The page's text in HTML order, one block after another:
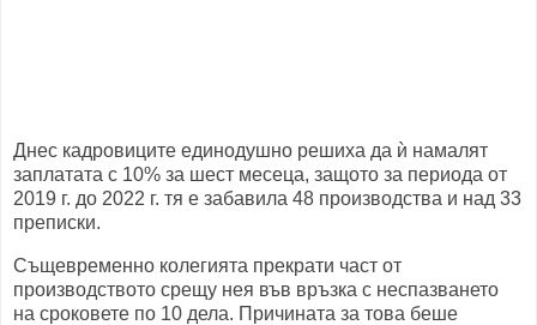
Днес кадровиците единодушно решиха да ѝ намалят
заплатата с 10% за шест месеца, защото за периода от
2019 г. до 2022 г. тя е забавила 48 производства и над 33
преписки.
Същевременно колегията прекрати част от
производството срещу нея във връзка с неспазването
на сроковете по 10 дела. Причината за това беше